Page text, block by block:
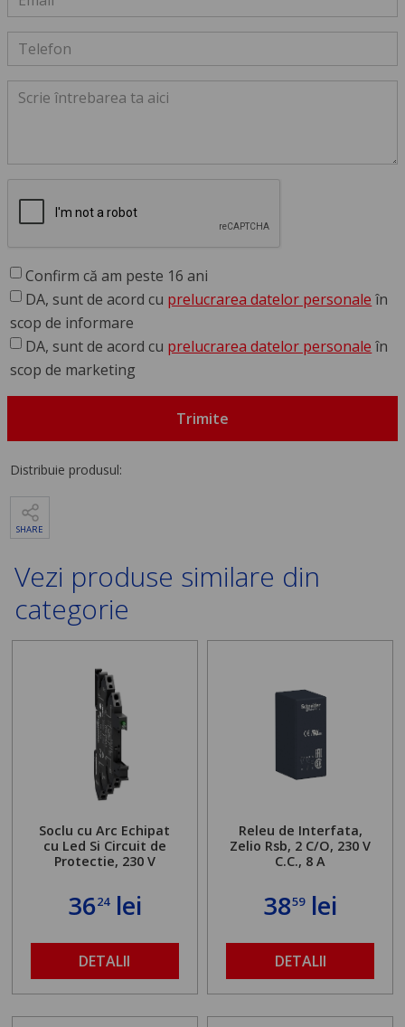
Confirm că am peste 16 ani
DA, sunt de acord cu prelucrarea datelor personale în
scop de informare
DA, sunt de acord cu prelucrarea datelor personale în
scop de marketing
Trimite
Distribuie produsul:
SHARE
Vezi produse similare din
categorie
Soclu cu Arc Echipat
cu Led Si Circuit de
Protectie, 230 V
3624lei
DETALII
Releu de Interfata,
Zelio Rsb, 2 C/O, 230 V
C.C., 8 A
3859lei
DETALII